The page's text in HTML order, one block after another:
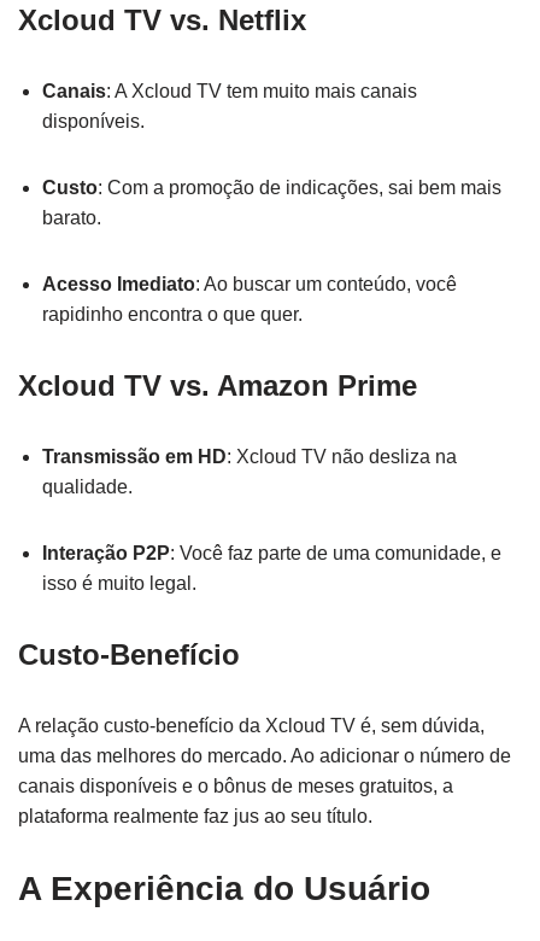
Xcloud TV vs. Netflix
Canais: A Xcloud TV tem muito mais canais
disponíveis.
Custo: Com a promoção de indicações, sai bem mais
barato.
Acesso Imediato: Ao buscar um conteúdo, você
rapidinho encontra o que quer.
Xcloud TV vs. Amazon Prime
Transmissão em HD: Xcloud TV não desliza na
qualidade.
Interação P2P: Você faz parte de uma comunidade, e
isso é muito legal.
Custo-Benefício
A relação custo-benefício da Xcloud TV é, sem dúvida,
uma das melhores do mercado. Ao adicionar o número de
canais disponíveis e o bônus de meses gratuitos, a
plataforma realmente faz jus ao seu título.
A Experiência do Usuário